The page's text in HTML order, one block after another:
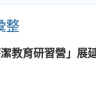
整
教育研習營」展